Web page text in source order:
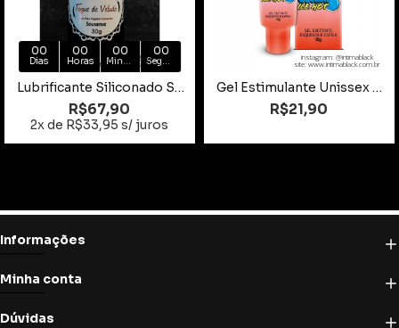
instagram: @intimablack
site: www.intimablack.com.br
00
Dias
00
Horas
00
Minutos
00
Segundos
Lubrificante Siliconado Sousense 30g
R$67,90
2x de R$33,95 s/ juros
instagram: @intimablack
site: www.intimablack.com.br
Gel Estimulante Unissex Esquenta e Esfria 15g
R$21,90
Informações
Minha conta
Dúvidas